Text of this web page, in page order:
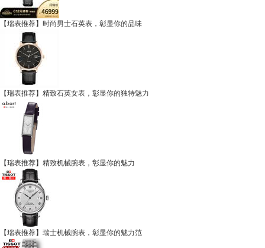
【瑞表推荐】时尚男士石英表，彰显你的品味
【瑞表推荐】精致石英女表，彰显你的独特魅力
【瑞表推荐】精致机械腕表，彰显你的魅力
【瑞表推荐】瑞士机械腕表，彰显你的魅力范